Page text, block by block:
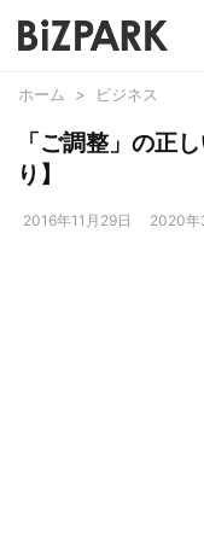
ホーム > ビジネス
「ご調整」の正
り】
2016年11月29日 2020年